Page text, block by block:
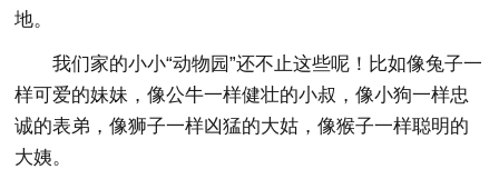
地。
我们家的小小“动物园”还不止这些呢！比如像兔子一
样可爱的妹妹，像公牛一样健壮的小叔，像小狗一样忠
诚的表弟，像狮子一样凶猛的大姑，像猴子一样聪明的
大姨。